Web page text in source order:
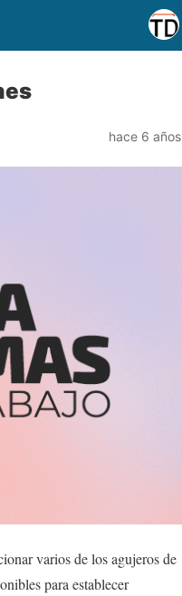
hace 6 años
varios de los agujeros de
para establecer